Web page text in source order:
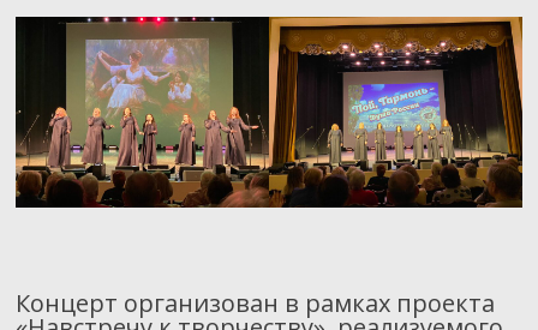
Концерт организован в рамках проекта